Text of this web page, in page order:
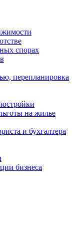
спорах
перепланировка
на жилье
и бухгалтера
бизнеса